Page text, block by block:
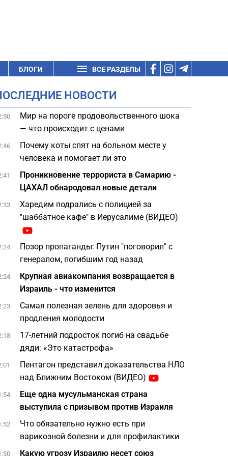
БЛОГИ ВСЕ РАЗДЕЛЫ
НОВОСТИ
Мир на пороге продовольственного шока
— что происходит с ценами
Почему коты спят на больном месте у
человека и помогает ли это
Проникновение террориста в Самарию -
ЦАХАЛ обнародовал новые детали
Харедим подрались с полицией за
"шаббатное кафе" в Иерусалиме (ВИДЕО)
Позор пропаганды: Путин "поговорил" с
генералом, погибшим год назад
Крупная авиакомпания возвращается в
Израиль - что изменится
Самая полезная зелень для здоровья и
продления молодости
17-летний подросток погиб на свадьбе
дяди: «Это катастрофа»
Пентагон представил доказательства НЛО
над Ближним Востоком (ВИДЕО)
Еще одна мусульманская страна
выступила с призывом против Израиля
Что обязательно нужно есть при
варикозной болезни и для профилактики
Какую угрозу Израилю несет союз